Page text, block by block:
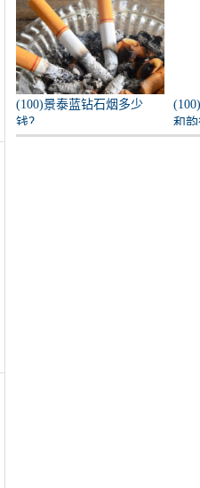
(100)景泰蓝钻石烟多少
钱？
和韵